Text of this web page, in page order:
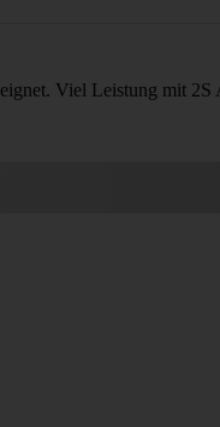
Viel Leistung mit 2S